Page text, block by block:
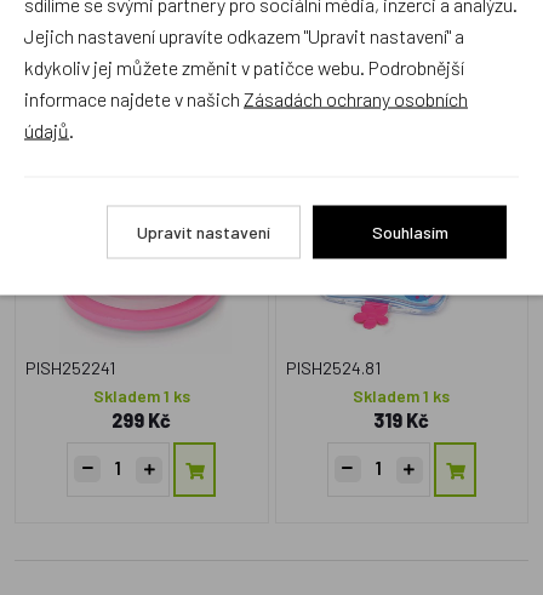
Zboží se stejným motivem
Skip Hop, Zoo Talířky
protiskluzové 2 kusy Motýl
PISH252241
Skladem 1 ks
299 Kč
PISH2524.81
Skladem 1 ks
319 Kč
Jejich nastavení upravíte odkazem "Upravit nastavení" a
kdykoliv jej můžete změnit v patičce webu. Podrobnější
informace najdete v našich Zásadách ochrany osobních
údajů
Upravit nastavení Souhlasím